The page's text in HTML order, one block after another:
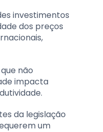
investimentos
dos preços
não
impacta
da legislação
um